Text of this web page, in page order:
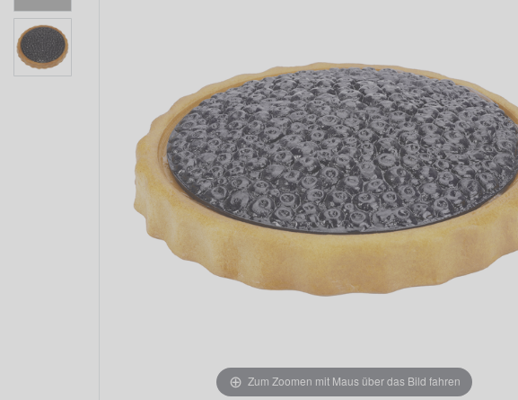
Zum Zoomen mit Maus über das Bild fahren